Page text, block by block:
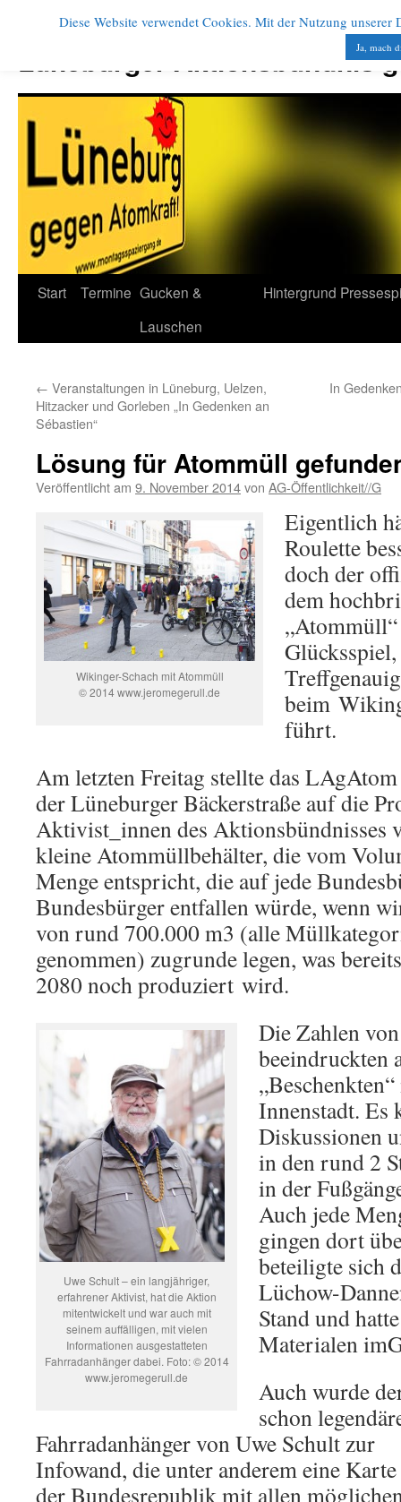
Lüneburger Aktionsbündnis
Start Termine Gucken &
Lauschen
Hintergrund
← Veranstaltungen in Lüneburg, Uelzen,
Hitzacker und Gorleben „In Gedenken an
Sébastien“
In
Lösung für Atommüll
Veröffentlicht am 9. November 2014von AG-Öffentlichkeit//G
Wikinger-Schach mit Atommüll
© 2014 www.jeromegerull.de
Eigentlich
Roulette
doch der
dem
beim
führt.
Am letzten Freitag stellte das
der Lüneburger Bäckerstraße auf die
Aktivist_innen des Aktionsbündnisses
kleine Atommüllbehälter, die vom
Menge entspricht, die auf jede
Bundesbürger entfallen würde, wenn
von rund 700.000 m3 (alle
genommen) zugrunde legen, was
2080 noch produziert wird.
Uwe Schult – ein langjähriger,
erfahrener Aktivist, hat die Aktion
mitentwickelt und war auch mit
seinem auffälligen, mit vielen
Informationen ausgestatteten
Fahrradanhänger dabei. Foto: © 2014
www.jeromegerull.de
Die Zahlen
beeindruckten
Innenstadt. Es
Diskussionen
in den rund 2
in der
Auch jede
gingen dort
beteiligte sich
Lüchow-
Stand und
Materialen
Auch wurde
schon
Fahrradanhänger von Uwe Schult zur
Infowand, die unter anderem eine Karte
der Bundesrepublik mit allen
Diese Website verwendet Cookies. Mit der Nutzung
Ja, mach